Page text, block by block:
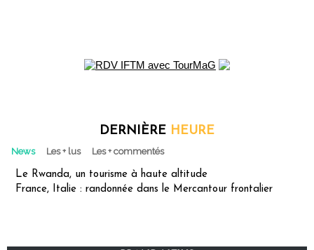
DERNIÈRE HEURE
News Les + lus Les + commentés
Le Rwanda, un tourisme à haute altitude
France, Italie : randonnée dans le Mercantour frontalier